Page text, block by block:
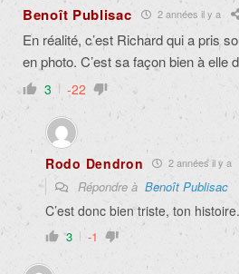
Benoît Publisac 2 années il y a
En réalité, c’est Richard qui a pris
en photo. C’est sa façon bien à elle
3 -22
Rodo Dendron 2 années il y a
Répondre à Benoît Publisac
C’est donc bien triste, ton histoire.
3 -1